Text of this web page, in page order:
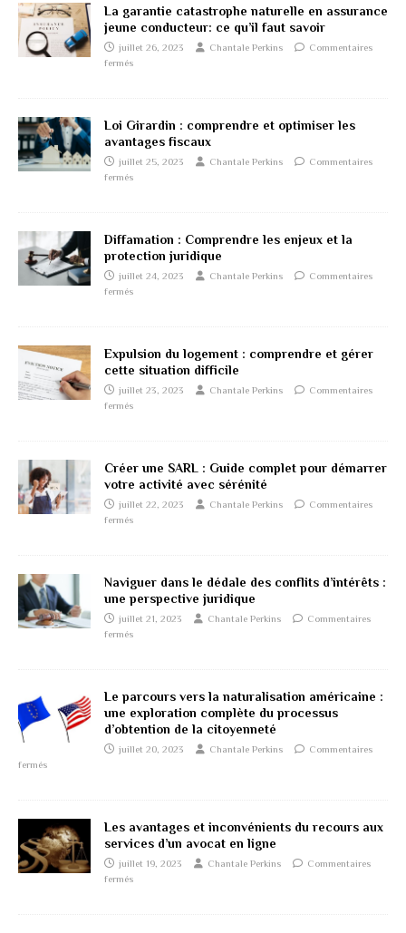
La garantie catastrophe naturelle en assurance
jeune conducteur: ce qu’il faut savoir
juillet 26, 2023 Chantale Perkins
Commentaires
fermés
Loi Girardin : comprendre et optimiser les
avantages fiscaux
juillet 25, 2023 Chantale Perkins
Commentaires
fermés
Diffamation : Comprendre les enjeux et la
protection juridique
juillet 24, 2023 Chantale Perkins
Commentaires
fermés
Expulsion du logement : comprendre et gérer
cette situation difficile
juillet 23, 2023 Chantale Perkins
Commentaires
fermés
Créer une SARL : Guide complet pour démarrer
votre activité avec sérénité
juillet 22, 2023 Chantale Perkins
Commentaires
fermés
Naviguer dans le dédale des conflits d’intérêts :
une perspective juridique
juillet 21, 2023 Chantale Perkins
Commentaires
fermés
Le parcours vers la naturalisation américaine :
une exploration complète du processus
d’obtention de la citoyenneté
juillet 20, 2023 Chantale Perkins
Commentaires
fermés
Les avantages et inconvénients du recours aux
services d’un avocat en ligne
juillet 19, 2023 Chantale Perkins
Commentaires
fermés